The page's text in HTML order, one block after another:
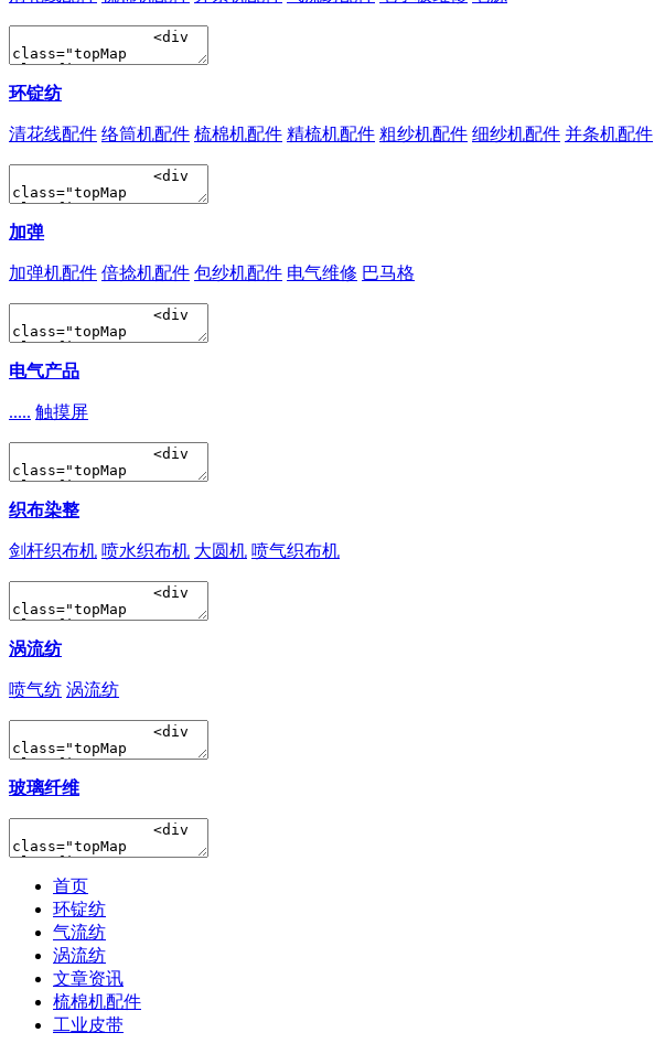
环锭纺
清花线配件 络筒机配件 梳棉机配件 精梳机配件 粗纱机配件 细纱机配件 并条机配件
加弹
加弹机配件 倍捻机配件 包纱机配件 电气维修 巴马格
电气产品
..... 触摸屏
织布染整
剑杆织布机 喷水织布机 大圆机 喷气织布机
涡流纺
喷气纺 涡流纺
玻璃纤维
首页
环锭纺
气流纺
涡流纺
文章资讯
梳棉机配件
工业皮带